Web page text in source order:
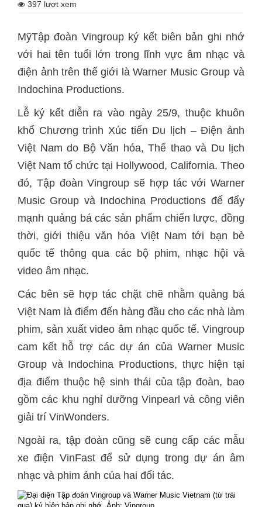
397 lượt xem
MỹTập đoàn Vingroup ký kết biên bản ghi nhớ
với hai tên tuổi lớn trong lĩnh vực âm nhạc và
điện ảnh trên thế giới là Warner Music Group và
Indochina Productions.
Lễ ký kết diễn ra vào ngày 25/9, thuộc khuôn
khổ Chương trình Xúc tiến Du lịch – Điện ảnh
Việt Nam do Bộ Văn hóa, Thể thao và Du lịch
Việt Nam tổ chức tại Hollywood, California. Theo
đó, Tập đoàn Vingroup sẽ hợp tác với Warner
Music Group và Indochina Productions để đẩy
mạnh quảng bá các sản phẩm chiến lược, đồng
thời, giới thiệu văn hóa Việt Nam tới bạn bè
quốc tế thông qua các bộ phim, nhạc hội và
video âm nhạc.
Các bên sẽ hợp tác chặt chẽ nhằm quảng bá
Việt Nam là điểm đến hàng đầu cho các nhà làm
phim, sản xuất video âm nhạc quốc tế. Vingroup
cam kết hỗ trợ các dự án của Warner Music
Group và Indochina Productions, thực hiện tại
địa điểm thuộc hệ sinh thái của tập đoàn, bao
gồm các khu nghỉ dưỡng Vinpearl và công viên
giải trí VinWonders.
Ngoài ra, tập đoàn cũng sẽ cung cấp các mẫu
xe điện VinFast để sử dụng trong dự án âm
nhạc và phim ảnh của hai đối tác.